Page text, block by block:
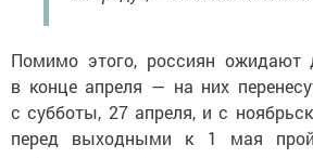
Помимо этого, россиян ожидают
в конце апреля — на них
с субботы, 27 апреля, и с
перед выходными к 1 мая